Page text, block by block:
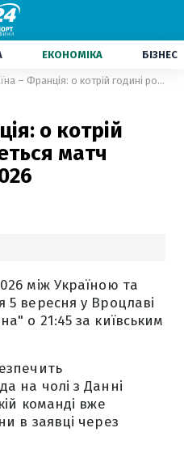
ЕКОНОМІКА БІЗНЕС
Україна – Франція: о котрій годині розпочнеться матч відбору на ЧС-2026
о котрій
матч
між Україною та
5 вересня у Вроцлаві
о 21:45 за київським
на чолі з Данні
команді вже
в заявці через